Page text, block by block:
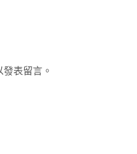
發表留言。